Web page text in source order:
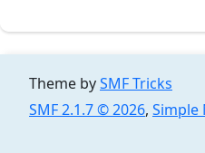
Theme bySMF Tricks
SMF 2.1.7 © 2026, Simple